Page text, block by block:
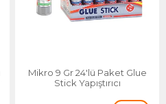
Mikro 9 Gr 24'lü Paket Glue
Stick Yapıştırıcı